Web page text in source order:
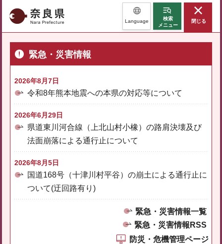
奈良県 Language
検索
メニュー
閉じる
緊急・災害情報
2026年8月7日
令和8年熊本地震への本県の対応等について
2026年6月29日
県道東川河合線（上北山村小橡）の路肩決壊及び
法面崩落による通行止について
2026年8月5日
国道168号（十津川村平谷）の崩土による通行止に
ついて(迂回路有り)
緊急・災害情報一覧
緊急・災害情報RSS
防災・危機管理ページ